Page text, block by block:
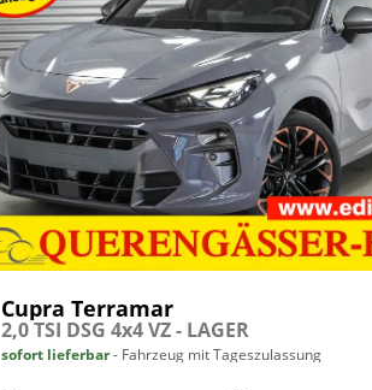
Cupra Terramar
2,0 TSI DSG 4x4 VZ - LAGER
sofort lieferbar Fahrzeug mit Tageszulassung